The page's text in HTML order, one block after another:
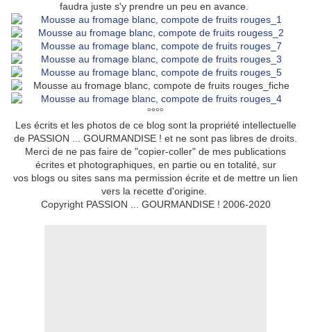
faudra juste s'y prendre un peu en avance.
°°°°
Les écrits et les photos de ce blog sont la propriété intellectuelle
de PASSION ... GOURMANDISE ! et ne sont pas libres de droits.
Merci de ne pas faire de "copier-coller" de mes publications
écrites et photographiques, en partie ou en totalité, sur
vos blogs ou sites sans ma permission écrite et de mettre un lien
vers la recette d'origine.
Copyright PASSION ... GOURMANDISE ! 2006-2020